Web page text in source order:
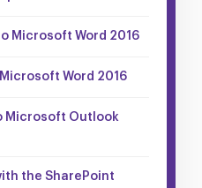
Microsoft Word 2016
Word 2016
Microsoft Outlook
the SharePoint